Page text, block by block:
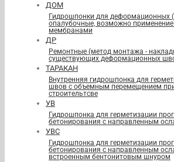
ДОМ
Гидрошпонки для деформационных
опалубочные, возможно
мембранами
ДР
Ремонтные (метод монтажа -
существующих деформационных
ТАРАКАН
Внутренняя гидрошпонка для
швов с объемным перемещением
строительтсве
УВ
Гидрошпонка для герметизации
бетонирования с направленным
УВС
Гидрошпонка для герметизации
бетонирования с направленным
встроенным бентонитовым шнуром